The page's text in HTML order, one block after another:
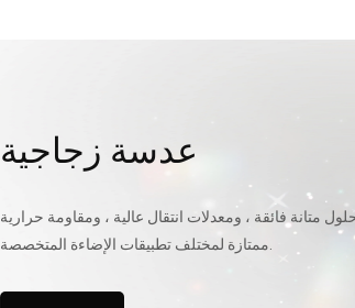
عدسة زجاجية
متانة فائقة ، ومعدلات انتقال عالية ، ومقاومة حرارية